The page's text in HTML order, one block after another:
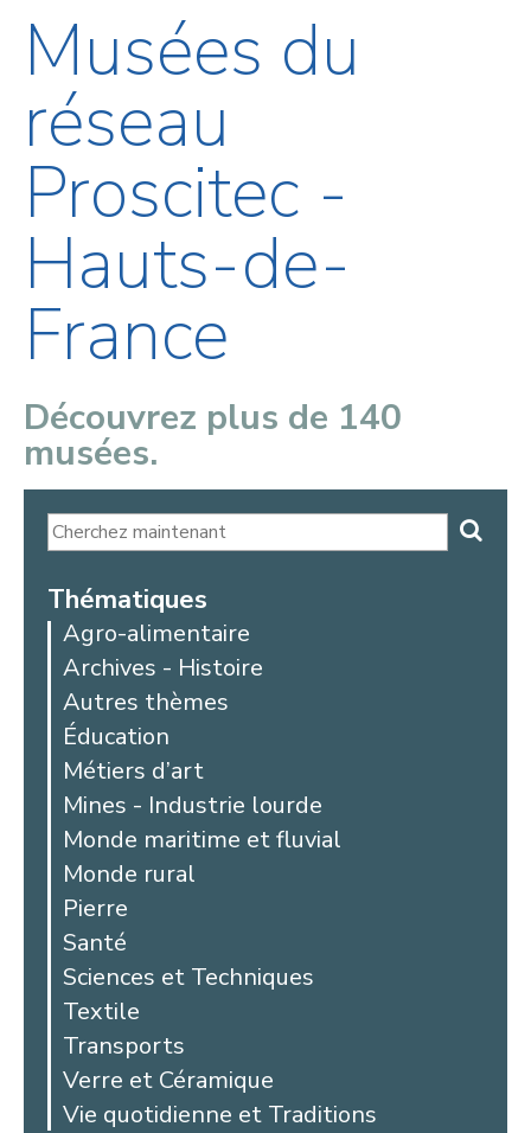
Musées du
réseau
Proscitec -
Hauts-de-
France
Découvrez plus de 140
musées.
Thématiques
Agro-alimentaire
Archives - Histoire
Autres thèmes
Éducation
Métiers d’art
Mines - Industrie lourde
Monde maritime et fluvial
Monde rural
Pierre
Santé
Sciences et Techniques
Textile
Transports
Verre et Céramique
Vie quotidienne et Traditions